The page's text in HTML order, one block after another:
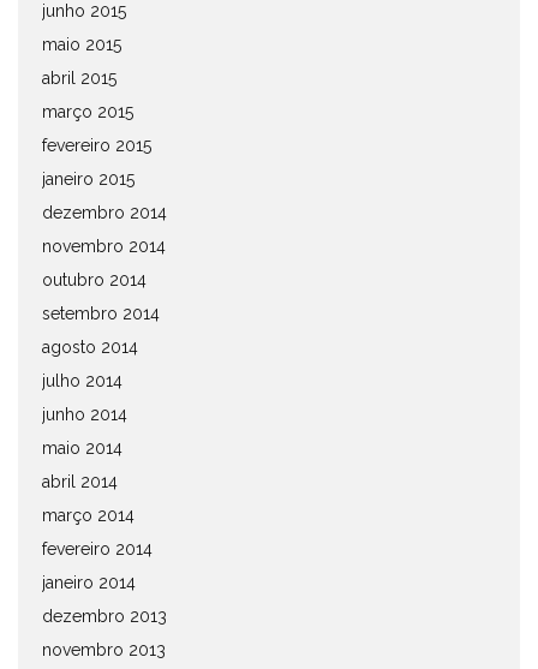
junho 2015
maio 2015
abril 2015
março 2015
fevereiro 2015
janeiro 2015
dezembro 2014
novembro 2014
outubro 2014
setembro 2014
agosto 2014
julho 2014
junho 2014
maio 2014
abril 2014
março 2014
fevereiro 2014
janeiro 2014
dezembro 2013
novembro 2013